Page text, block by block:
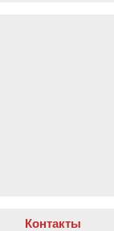
Контакты